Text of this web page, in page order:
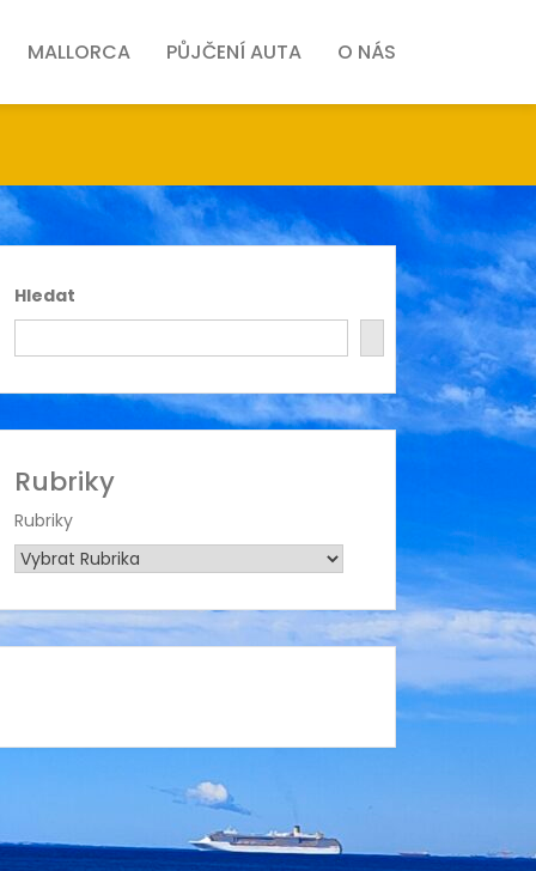
MALLORCA PŮJČENÍ AUTA O NÁS
Hledat
Rubriky
Rubriky